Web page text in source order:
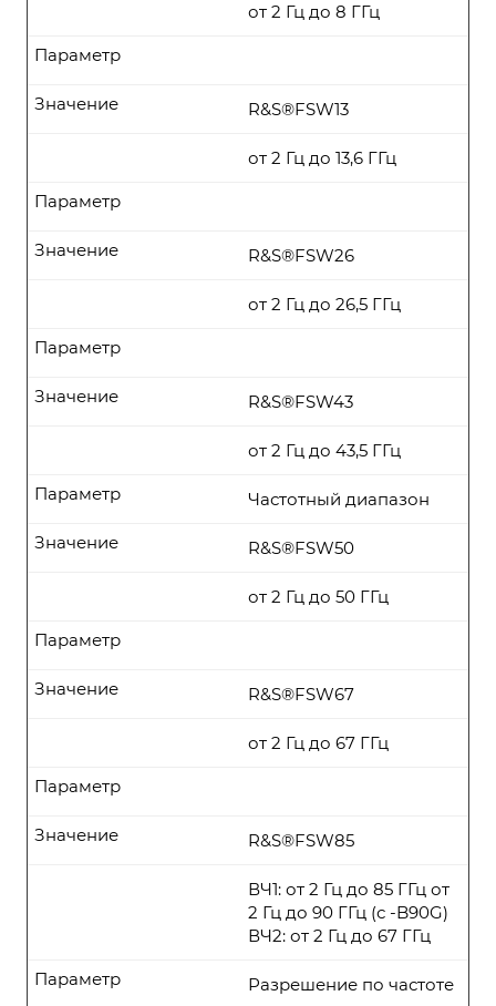
от 2 Гц до 8 ГГц
Параметр
R&S®FSW13
Значение
от 2 Гц до 13,6 ГГц
Параметр
R&S®FSW26
Значение
от 2 Гц до 26,5 ГГц
Параметр
R&S®FSW43
Значение
от 2 Гц до 43,5 ГГц
Частотный диапазон
Параметр
R&S®FSW50
Значение
от 2 Гц до 50 ГГц
Параметр
R&S®FSW67
Значение
от 2 Гц до 67 ГГц
Параметр
R&S®FSW85
Значение
ВЧ1: от 2 Гц до 85 ГГц от
2 Гц до 90 ГГц (с -B90G)
ВЧ2: от 2 Гц до 67 ГГц
Разрешение по частоте
Параметр